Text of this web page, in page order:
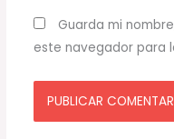
Guarda mi
este navegador para